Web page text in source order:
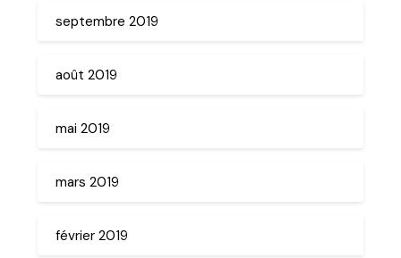
septembre 2019
août 2019
mai 2019
mars 2019
février 2019